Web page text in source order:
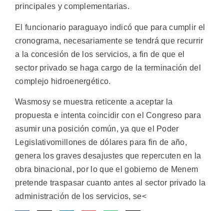
principales y complementarias.
El funcionario paraguayo indicó que para cumplir el
cronograma, necesariamente se tendrá que recurrir
a la concesión de los servicios, a fin de que el
sector privado se haga cargo de la terminación del
complejo hidroenergético.
Wasmosy se muestra reticente a aceptar la
propuesta e intenta coincidir con el Congreso para
asumir una posición común, ya que el Poder
Legislativomillones de dólares para fin de año,
genera los graves desajustes que repercuten en la
obra binacional, por lo que el gobierno de Menem
pretende traspasar cuanto antes al sector privado la
administración de los servicios, se<